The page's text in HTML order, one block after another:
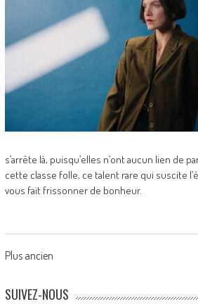
s’arrête là, puisqu’elles n’ont aucun lien de
cette classe folle, ce talent rare qui suscite
vous fait frissonner de bonheur.
Posts
navigation
Plus ancien
SUIVEZ-NOUS